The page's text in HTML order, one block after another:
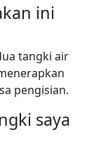
ini
tangki air
pengisian.
saya